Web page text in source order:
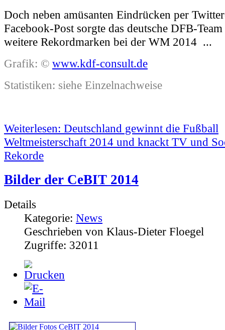
Doch neben amüsanten Eindrücken per
Facebook-Post sorgte das deutsche DFB-
weitere Rekordmarken bei der WM 2014 ...
Grafik: © www.kdf-consult.de
Statistiken: siehe Einzelnachweise
Weiterlesen: Deutschland gewinnt die Fußball
Weltmeisterschaft 2014 und knackt TV und
Rekorde
Bilder der CeBIT 2014
Details
Kategorie: News
Geschrieben von Klaus-Dieter Floegel
Zugriffe: 32011